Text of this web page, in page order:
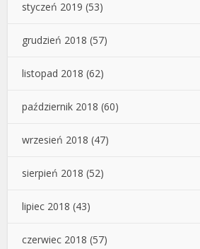
styczeń 2019 (53)
grudzień 2018 (57)
listopad 2018 (62)
październik 2018 (60)
wrzesień 2018 (47)
sierpień 2018 (52)
lipiec 2018 (43)
czerwiec 2018 (57)